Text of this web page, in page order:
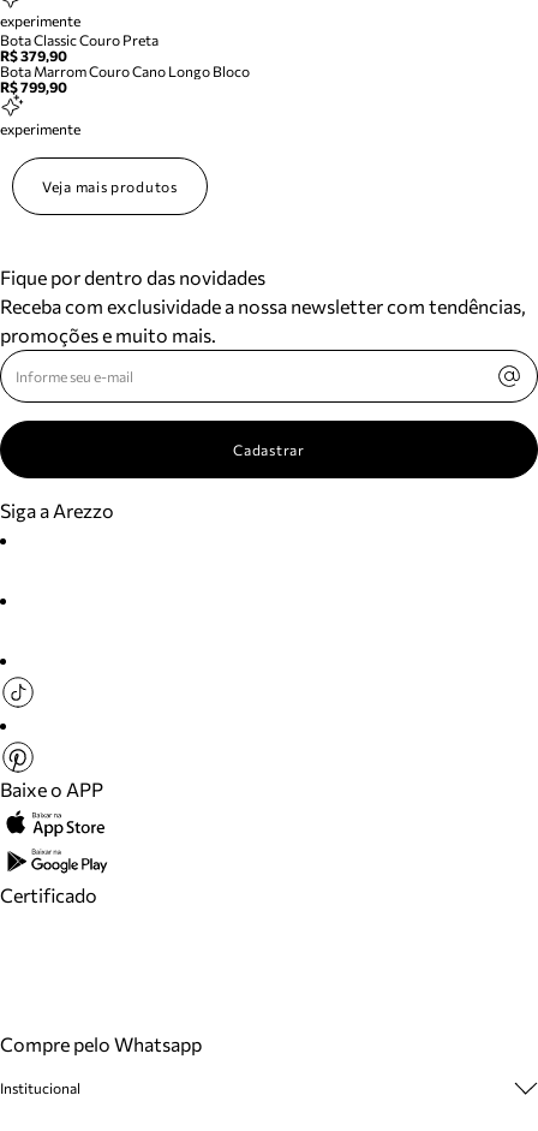
experimente
Bota Classic Couro Preta
R$ 379,90
Bota Marrom Couro Cano Longo Bloco
R$ 799,90
experimente
Veja mais produtos
Fique por dentro das novidades
Receba com exclusividade a nossa newsletter com tendências,
promoções e muito mais.
Cadastrar
Siga a Arezzo
Baixe o APP
Certificado
Compre pelo Whatsapp
Institucional